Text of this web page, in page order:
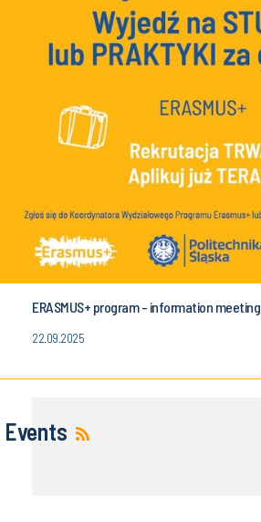
ERASMUS+ program - information meeting
22.09.2025
Events